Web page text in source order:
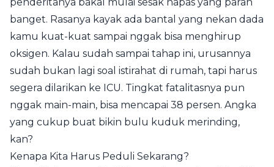
banget. Rasanya kayak ada bantal yang nekan dada
kamu kuat-kuat sampai nggak bisa menghirup
oksigen. Kalau sudah sampai tahap ini, urusannya
sudah bukan lagi soal istirahat di rumah, tapi harus
segera dilarikan ke ICU. Tingkat fatalitasnya pun
nggak main-main, bisa mencapai 38 persen. Angka
yang cukup buat bikin bulu kuduk merinding,
kan?
Kenapa Kita Harus Peduli Sekarang?